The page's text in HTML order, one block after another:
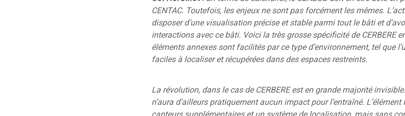
CENTAC. Toutefois, les enjeux ne sont pas forcément les mêmes.
disposer d’une visualisation précise et stable parmi tout le bâti et
interactions avec ce bâti. Voici la très grosse spécificité de CERBERE
éléments annexes sont facilités par ce type d’environnement, tel que
faciles à localiser et récupérées dans des espaces restreints.
La révolution, dans le cas de CERBERE est en grande majorité
n’aura d’ailleurs pratiquement aucun impact pour l’entraîné.